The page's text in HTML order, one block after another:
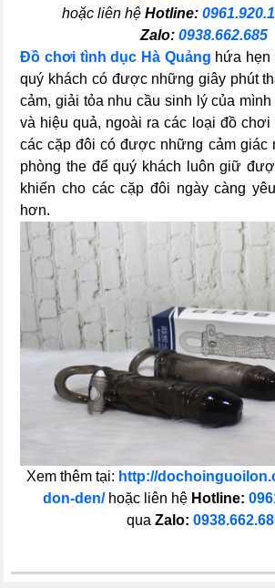
hoặc liên hệ Hotline:
Zalo: 0938.662.685
Đồ chơi tình dục Hà Quảng hứa hẹn
quý khách có được những giây phút
cảm, giải tỏa nhu cầu sinh lý của
và hiệu quả, ngoài ra các loại đồ chơi
các cặp đôi có được những cảm giác
phòng the để quý khách luôn giữ
khiến cho các cặp đôi ngày càng
hơn.
Xem thêm tại: http://
don-den/hoặc liên hệ Hotline:
qua Zalo: